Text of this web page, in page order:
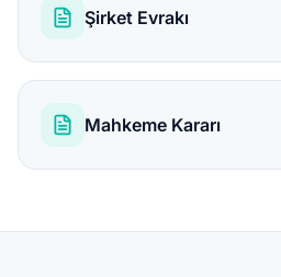
Şirket Evrakı
Mahkeme Kararı